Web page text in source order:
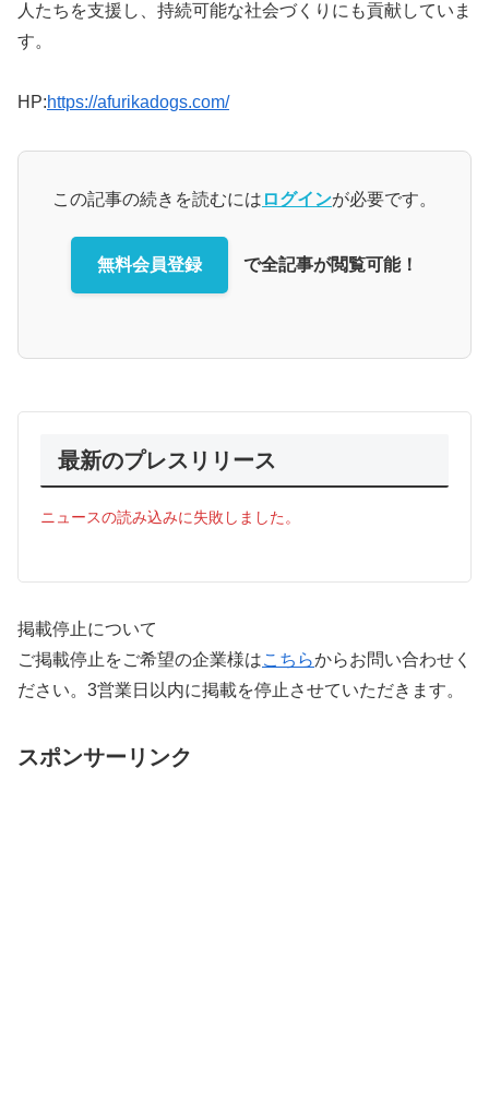
人たちを支援し、持続可能な社会づくりにも貢献していま
す。
HP:https://afurikadogs.com/
この記事の続きを読むには ログインが必要です。
無料会員登録 で全記事が閲覧可能！
最新のプレスリリース
ニュースの読み込みに失敗しました。
掲載停止について
ご掲載停止をご希望の企業様はこちらからお問い合わせく
ださい。3営業日以内に掲載を停止させていただきます。
スポンサーリンク